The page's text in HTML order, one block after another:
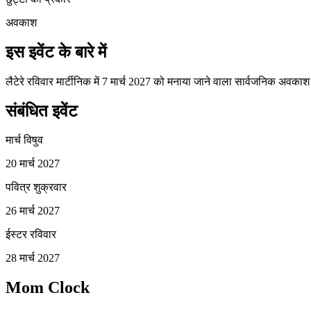
अवकाश
इस इवेंट के बारे में
लैटेरे रविवार मार्टीनिक में 7 मार्च 2027 को मनाया जाने वाला सार्वजनिक
संबंधित इवेंट
मार्च विषुव
20 मार्च 2027
पवित्र शुक्रवार
26 मार्च 2027
ईस्टर रविवार
28 मार्च 2027
Mom Clock